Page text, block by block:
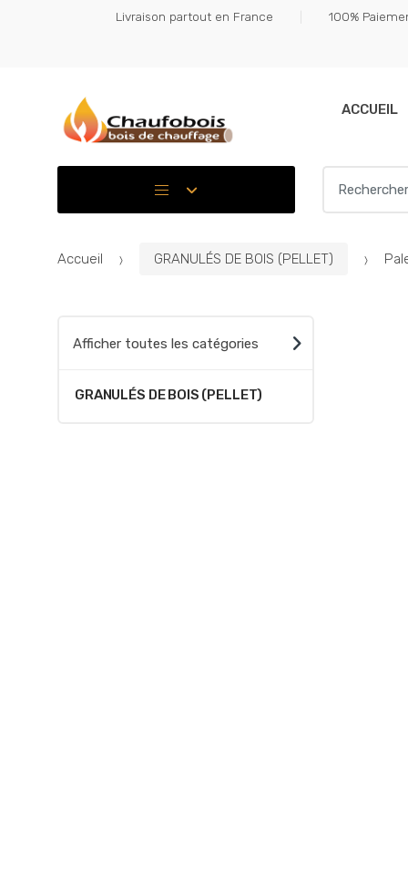
Livraison partout en France 100%
ACCUEIL
Accueil GRANULÉS DE BOIS (PELLET)
Afficher toutes les catégories
GRANULÉS DE BOIS (PELLET)